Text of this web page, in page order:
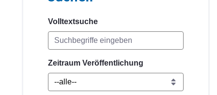
Volltextsuche
Zeitraum Veröffentlichung